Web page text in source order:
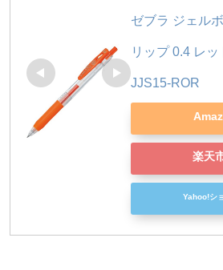
ゼブラ ジェル
リップ 0.4 レ
JJS15-ROR
楽天
Yahoo!シ